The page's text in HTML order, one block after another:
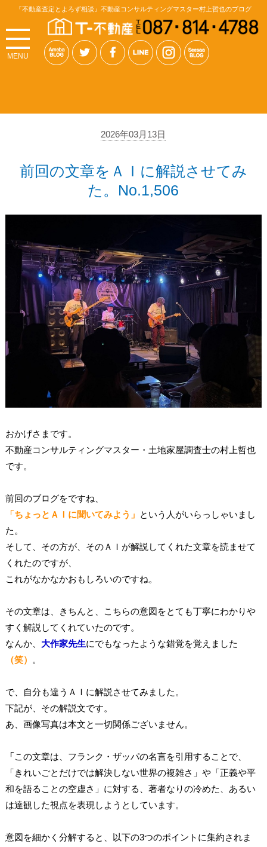
『不動産査定とよろず相談』不動産コンサルティングマスター村上哲也のブログ
MENU
2026年03月13日
前回の文章をＡＩに解説させてみ
た。No.1,506
おかげさまです。
不動産コンサルティングマスター・土地家屋調査士の村上哲也
です。
前回のブログをですね、
「ちょっとＡＩに聞いてみよう」 という人がいらっしゃいまし
た。
そして、その方が、そのＡＩが解説してくれた文章を読ませて
くれたのですが、
これがなかなかおもしろいのですね。
その文章は、きちんと、こちらの意図をとても丁寧にわかりや
すく解説してくれていたのです。
なんか、 大作家先生にでもなったような錯覚を覚えました
（笑）
。
で、自分も違うＡＩに解説させてみました。
下記が、その解説文です。
あ、画像写真は本文と一切関係ございません。
「この文章は、フランク・ザッパの名言を引用することで、
「きれいごとだけでは解決しない世界の複雑さ」や「正義や平
和を語ることの空虚さ」に対する、著者なりの冷めた、あるい
は達観した視点を表現しようとしています。
意図を細かく分解すると、以下の3つのポイントに集約されま